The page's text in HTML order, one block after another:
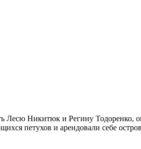
Лесю Никитюк и Регину Тодоренко,
петухов и арендовали себе